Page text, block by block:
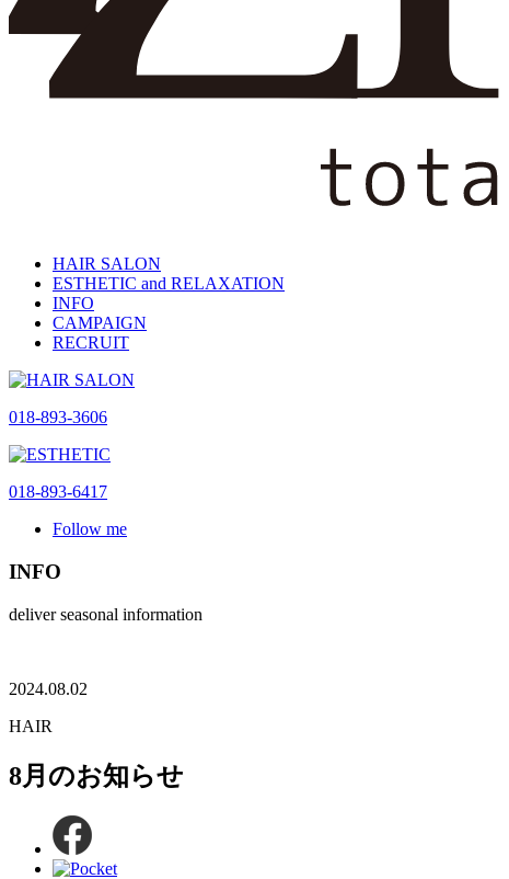
HAIR SALON
ESTHETIC and RELAXATION
INFO
CAMPAIGN
RECRUIT
018-893-3606
018-893-6417
Follow me
INFO
deliver seasonal information
2024.08.02
HAIR
8月のお知らせ